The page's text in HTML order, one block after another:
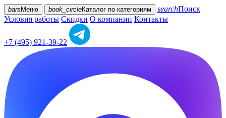
bars Меню book_circleКаталог по категориям searchПоиск
Условия работы Скидки О компании Контакты
+7 (495) 921-39-22